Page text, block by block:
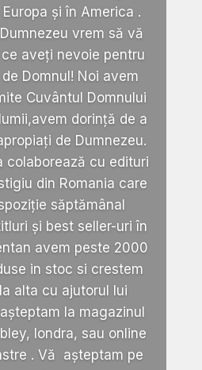
și în America .
vrem să vă
aveți nevoie pentru
Domnul! Noi avem
Cuvântul Domnului
dorință de a
de Dumnezeu.
colaborează cu edituri
din Romania care
săptămânal
și best seller-uri în
avem peste 2000
in stoc si crestem
alta cu ajutorul lui
la magazinul
londra, sau online
. Vă așteptam pe